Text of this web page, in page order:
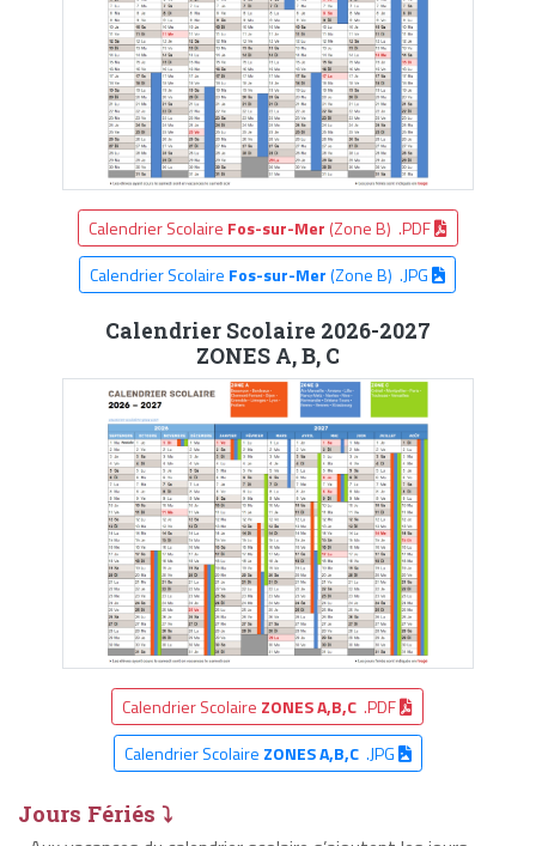
Calendrier Scolaire Fos-sur-Mer (Zone B) .PDF
Calendrier Scolaire Fos-sur-Mer(Zone B) .JPG
Calendrier Scolaire 2026-2027
ZONES A, B, C
Calendrier Scolaire ZONES A,B,C .PDF
Calendrier Scolaire ZONES A,B,C.JPG
Jours Fériés ⤵